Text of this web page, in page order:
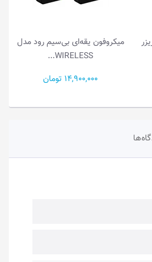
میکروفون یقه‌ای بی‌سیم رود مدل
WIRELESS...
14,900,000 تومان